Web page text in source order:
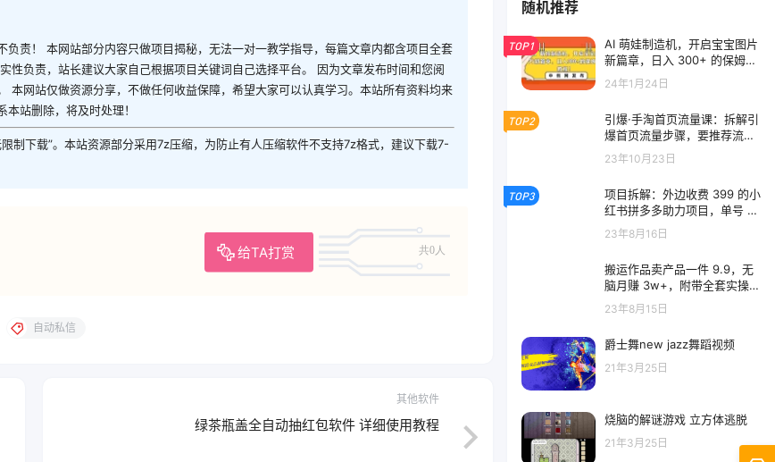
责！ 本网站部分内容只做项目揭秘，无法一对一教学指导，每篇文章内都含项目全套
负责，站长建议大家自己根据项目关键词自己选择平台。 因为文章发布时间和您阅
网站仅做资源分享，不做任何收益保障，希望大家可以认真学习。本站所有资料均来
站删除，将及时处理！
制下载”。本站资源部分采用7z压缩，为防止有人压缩软件不支持7z格式，建议下载7-
给TA打赏 共0人
自动私信
其他软件
绿茶瓶盖全自动抽红包软件 详细使用教程
随机推荐
TOP1
AI 萌娃制造机，开启宝宝图片
新篇章，日入 300+ 的保姆级
教程！
24年1月24日
TOP2
引爆·手淘首页流量课：拆解引
爆首页流量步骤，要推荐流
量，学这个就够了
23年10月23日
TOP3
项目拆解：外边收费 399 的小
红书拼多多助力项目，单号 10
0+ 的玩法解析
23年8月16日
搬运作品卖产品一件 9.9，无
脑月赚 3w+，附带全套实操课
程（揭秘）
23年8月15日
爵士舞new jazz舞蹈视频
21年3月25日
烧脑的解谜游戏 立方体逃脱
21年3月25日